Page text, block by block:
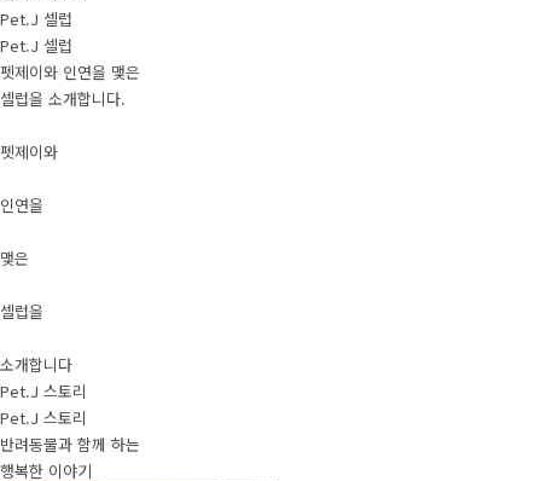
Pet.J 셀럽
Pet.J 셀럽
펫제이와 인연을 맺은
셀럽을 소개합니다.
펫제이와
인연을
맺은
셀럽을
소개합니다
Pet.J 스토리
Pet.J 스토리
반려동물과 함께 하는
행복한 이야기